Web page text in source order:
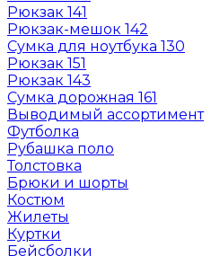
Рюкзак 141
Рюкзак-мешок 142
Сумка для ноутбука 130
Рюкзак 151
Рюкзак 143
Сумка дорожная 161
Выводимый ассортимент
Футболка
Рубашка поло
Толстовка
Брюки и шорты
Костюм
Жилеты
Куртки
Бейсболки